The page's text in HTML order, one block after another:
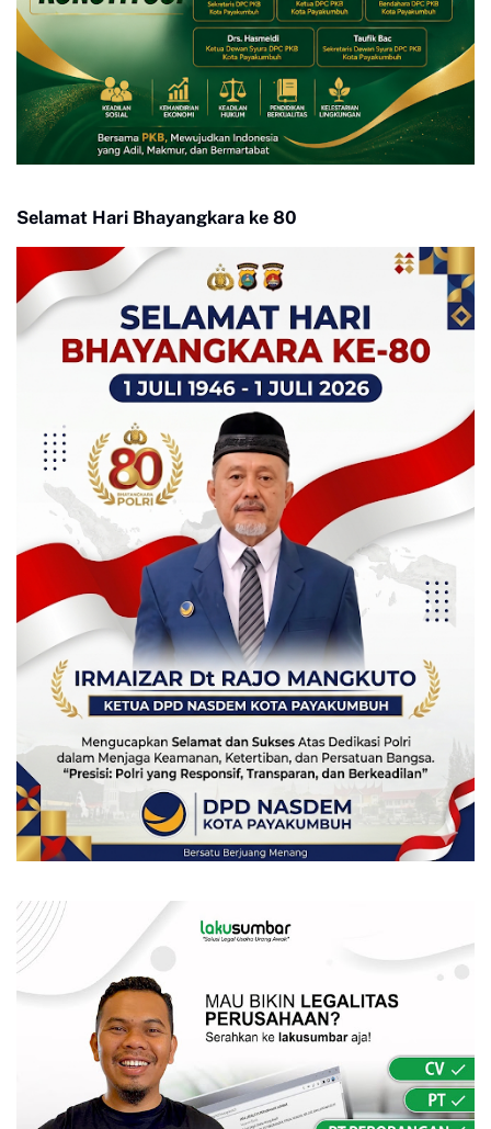
Selamat Hari Bhayangkara ke 80